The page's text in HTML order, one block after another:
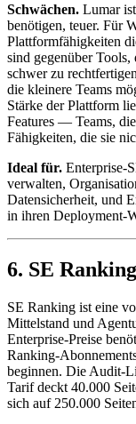
Schwächen. Lumar
benötigen, teuer. Für
Plattformfähigkeiten
sind gegenüber Tools,
schwer zu
die kleinere Teams
Stärke der Plattform
Features — Teams,
Fähigkeiten, die sie
Ideal für. Enterprise-
verwalten,
Datensicherheit, und
in ihren Deployment-
6. SE
SE Ranking ist eine
Mittelstand und
Enterprise-Preise
Ranking-
beginnen. Die Audit-
Tarif deckt 40.000
sich auf 250.000